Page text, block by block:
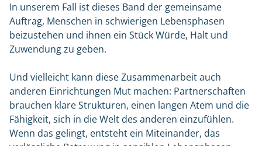
In unserem Fall ist dieses Band der gemeinsame
Auftrag, Menschen in schwierigen Lebensphasen
beizustehen und ihnen ein Stück Würde, Halt und
Zuwendung zu geben.
Und vielleicht kann diese Zusammenarbeit auch
anderen Einrichtungen Mut machen: Partnerschaften
brauchen klare Strukturen, einen langen Atem und die
Fähigkeit, sich in die Welt des anderen einzufühlen.
Wenn das gelingt, entsteht ein Miteinander, das